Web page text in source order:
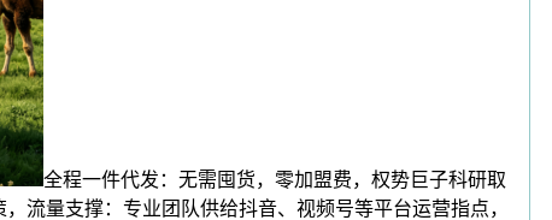
全程一件代发：无需囤货，零加盟费，权势巨子科研取
流量支撑：专业团队供给抖音、视频号等平台运营指点，